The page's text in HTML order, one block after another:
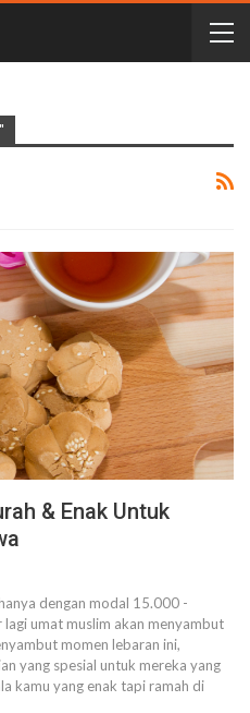
& Enak Untuk
dengan modal 15.000 -
umat muslim akan menyambut
momen lebaran ini,
yang spesial untuk mereka yang
kamu yang enak tapi ramah di